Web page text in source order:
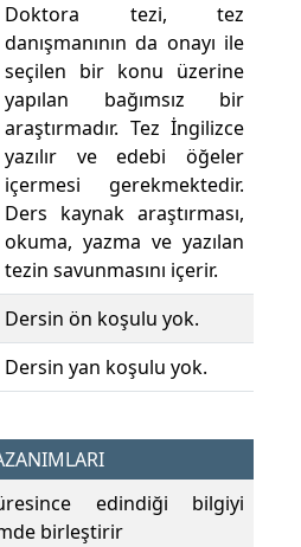
Doktora tezi, tez
danışmanının da onayı ile
seçilen bir konu üzerine
yapılan bağımsız bir
araştırmadır. Tez İngilizce
yazılır ve edebi öğeler
içermesi gerekmektedir.
Ders kaynak araştırması,
okuma, yazma ve yazılan
tezin savunmasını içerir.
Dersin ön koşulu yok.
Dersin yan koşulu yok.
edindiği bilgiyi
birleştirir